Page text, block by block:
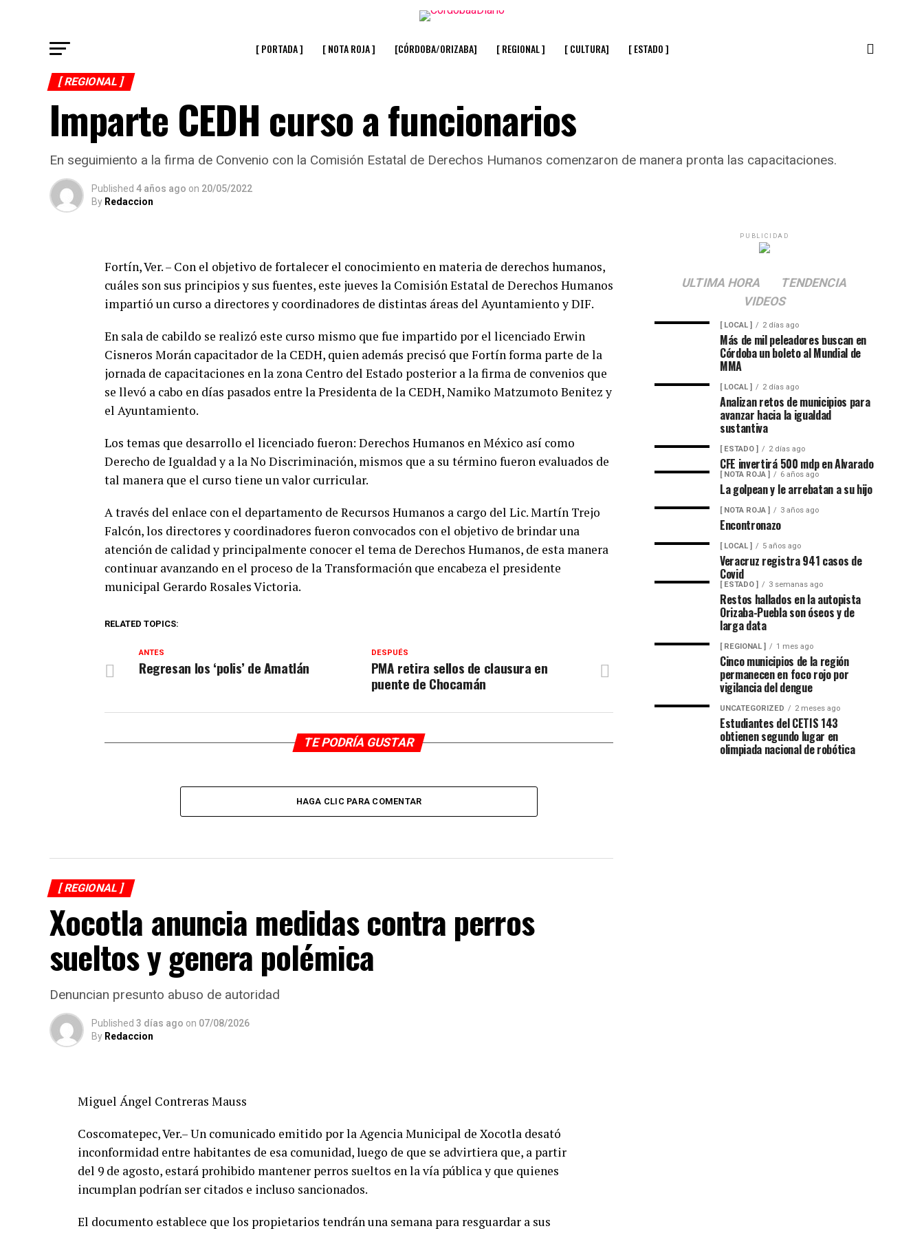
[ PORTADA ] [ NOTA ROJA ] [CÓRDOBA/ORIZABA] [ REGIONAL ] [ CULTURA] [ ESTADO ]
[ REGIONAL ]
Imparte CEDH curso a funcionarios
En seguimiento a la firma de Convenio con la Comisión Estatal de Derechos Humanos comenzaron de manera pronta las capacitaciones.
Published 4 años ago on 20/05/2022
By Redaccion
Fortín, Ver. – Con el objetivo de fortalecer el conocimiento en materia de derechos humanos,
cuáles son sus principios y sus fuentes, este jueves la Comisión Estatal de Derechos Humanos
impartió un curso a directores y coordinadores de distintas áreas del Ayuntamiento y DIF.
En sala de cabildo se realizó este curso mismo que fue impartido por el licenciado Erwin
Cisneros Morán capacitador de la CEDH, quien además precisó que Fortín forma parte de la
jornada de capacitaciones en la zona Centro del Estado posterior a la firma de convenios que
se llevó a cabo en días pasados entre la Presidenta de la CEDH, Namiko Matzumoto Benitez y
el Ayuntamiento.
Los temas que desarrollo el licenciado fueron: Derechos Humanos en México así como
Derecho de Igualdad y a la No Discriminación, mismos que a su término fueron evaluados de
tal manera que el curso tiene un valor curricular.
A través del enlace con el departamento de Recursos Humanos a cargo del Lic. Martín Trejo
Falcón, los directores y coordinadores fueron convocados con el objetivo de brindar una
atención de calidad y principalmente conocer el tema de Derechos Humanos, de esta manera
continuar avanzando en el proceso de la Transformación que encabeza el presidente
municipal Gerardo Rosales Victoria.
RELATED TOPICS:
DESPUÉS
PMA retira sellos de clausura en
puente de Chocamán
ANTES
Regresan los ‘polis’ de Amatlán
TE PODRÍA GUSTAR
HAGA CLIC PARA COMENTAR
[ REGIONAL ]
Xocotla anuncia medidas contra perros
sueltos y genera polémica
Denuncian presunto abuso de autoridad
Published 3 días ago on 07/08/2026
By Redaccion
Miguel Ángel Contreras Mauss
Coscomatepec, Ver.– Un comunicado emitido por la Agencia Municipal de Xocotla desató
inconformidad entre habitantes de esa comunidad, luego de que se advirtiera que, a partir
del 9 de agosto, estará prohibido mantener perros sueltos en la vía pública y que quienes
incumplan podrían ser citados e incluso sancionados.
El documento establece que los propietarios tendrán una semana para resguardar a sus
PUBLICIDAD
ULTIMA HORA
TENDENCIA
VIDEOS
[ LOCAL ] 2 días ago
Más de mil peleadores buscan en
Córdoba un boleto al Mundial de
MMA
[ LOCAL ] 2 días ago
Analizan retos de municipios para
avanzar hacia la igualdad
sustantiva
[ ESTADO ] 2 días ago
CFE invertirá 500 mdp en Alvarado
[ NOTA ROJA ] 6 años ago
La golpean y le arrebatan a su hijo
[ NOTA ROJA ] 3 años ago
Encontronazo
[ LOCAL ] 5 años ago
Veracruz registra 941 casos de
Covid
[ ESTADO ] 3 semanas ago
Restos hallados en la autopista
Orizaba-Puebla son óseos y de
larga data
[ REGIONAL ] 1 mes ago
Cinco municipios de la región
permanecen en foco rojo por
vigilancia del dengue
UNCATEGORIZED 2 meses ago
Estudiantes del CETIS 143
obtienen segundo lugar en
olimpiada nacional de robótica